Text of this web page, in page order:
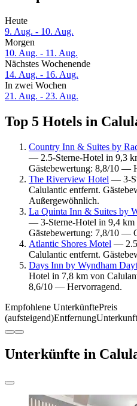
Heute
9. Aug. - 10. Aug.
Morgen
10. Aug. - 11. Aug.
Nächstes Wochenende
14. Aug. - 16. Aug.
In zwei Wochen
21. Aug. - 23. Aug.
Top 5 Hotels in
Country Inn & Suites by
— 2.5-Sterne-Hotel in 9,3
Gästebewertung: 8,8/10 —
The Riverview Hotel — 3-
Calulantic entfernt.
Außergewöhnlich.
La Quinta Inn & Suites by
— 3-Sterne-Hotel in 9,4 km
Gästebewertung: 7,8/10 —
Atlantic Shores Motel —
Calulantic entfernt.
Days Inn by Wyndham
Hotel in 7,8 km von
8,6/10 — Hervorragend.
Empfohlene UnterkünftePreis
(aufsteigend)Entfernung
Unterkünfte in